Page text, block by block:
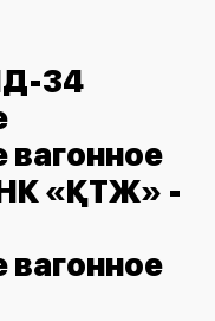
34
вагонное
«ҚТЖ» -
вагонное